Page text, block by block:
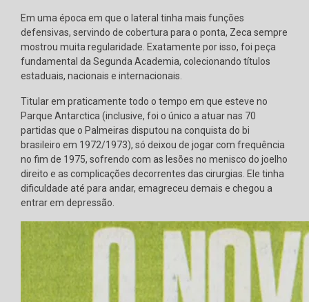
Em uma época em que o lateral tinha mais funções
defensivas, servindo de cobertura para o ponta, Zeca sempre
mostrou muita regularidade. Exatamente por isso, foi peça
fundamental da Segunda Academia, colecionando títulos
estaduais, nacionais e internacionais.
Titular em praticamente todo o tempo em que esteve no
Parque Antarctica (inclusive, foi o único a atuar nas 70
partidas que o Palmeiras disputou na conquista do bi
brasileiro em 1972/1973), só deixou de jogar com frequência
no fim de 1975, sofrendo com as lesões no menisco do joelho
direito e as complicações decorrentes das cirurgias. Ele tinha
dificuldade até para andar, emagreceu demais e chegou a
entrar em depressão.